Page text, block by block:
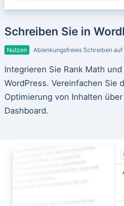
Schreiben Sie in
Nutzen Ablenkungsfreies Schreiben
Integrieren Sie Rank Math
WordPress. Vereinfachen Sie
Optimierung von Inhalten
Dashboard.